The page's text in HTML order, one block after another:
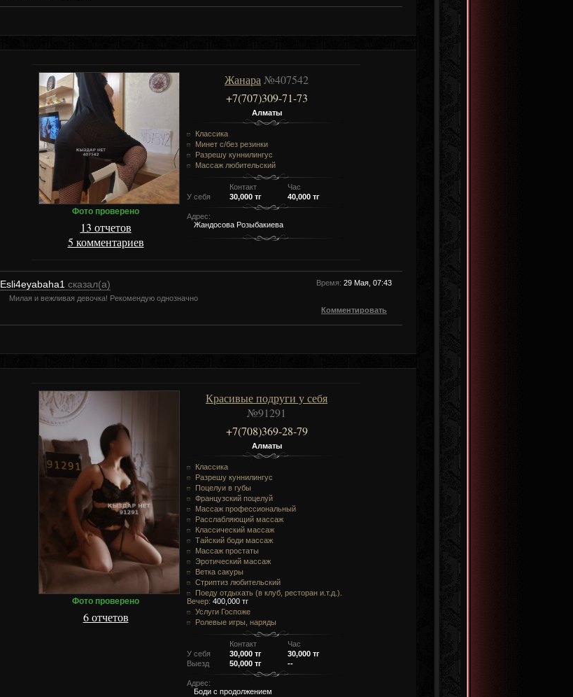
Фото проверено
13 отчетов
5 комментариев
Жанара №407542
+7(707)309-71-73
Алматы
Классика
Минет c/без резинки
Разрешу куннилингус
Массаж любительский
Контакт
Час
У себя
30,000 тг 40,000 тг
Адрес:
Жандосова Розыбакиева
Esli4eyabaha1 сказал(а) Время: 29 Мая, 07:43
Милая и вежливая девочка! Рекомендую однозначно
Комментировать
Фото проверено
6 отчетов
Красивые подруги у себя
№91291
+7(708)369-28-79
Алматы
Классика
Разрешу куннилингус
Поцелуи в губы
Французский поцелуй
Массаж профессиональный
Расслабляющий массаж
Классический массаж
Тайский боди массаж
Массаж простаты
Эротический массаж
Ветка сакуры
Стриптиз любительский
Поеду отдыхать (в клуб, ресторан и.т.д.).
Вечер: 400,000 тг
Услуги Госпоже
Ролевые игры, наряды
Контакт
Час
У себя
30,000 тг
30,000 тг
Выезд
50,000 тг --
Адрес:
Боди с продолжением